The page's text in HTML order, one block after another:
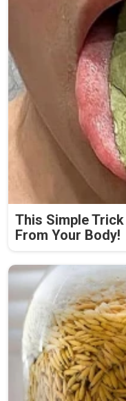
This Simple
From Your Body!